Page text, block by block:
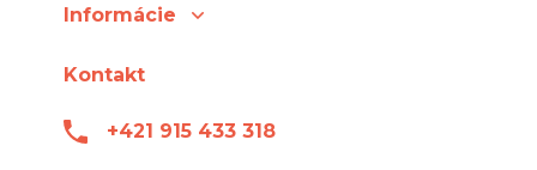
Informácie
Kontakt
+421 915 433 318